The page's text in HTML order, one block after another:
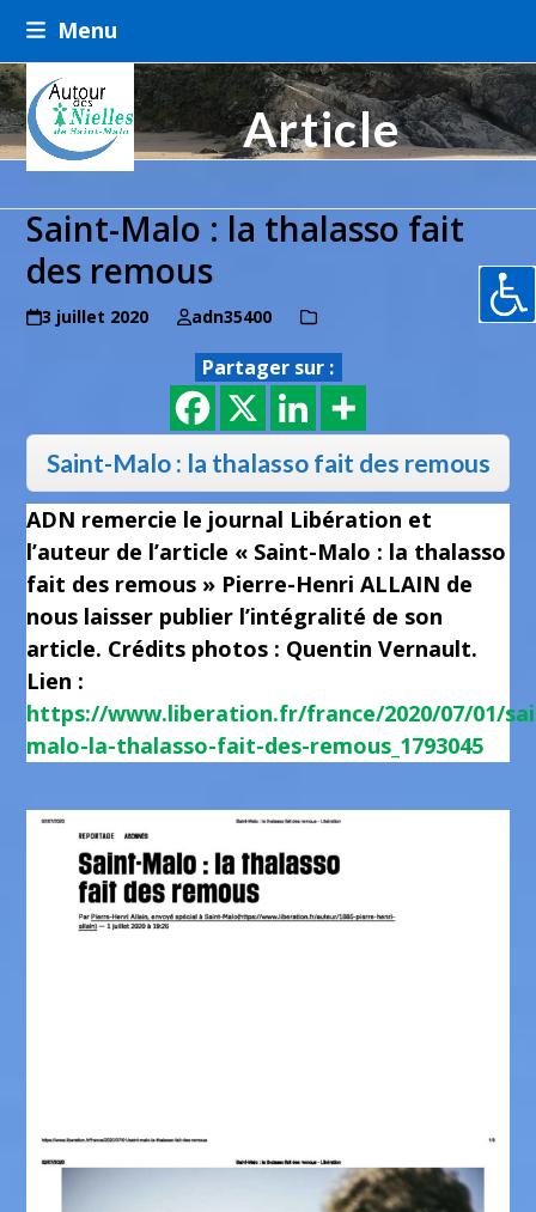
content
Menu
Article
Saint-Malo : la thalasso fait
des remous
3 juillet 2020 adn35400
Partager sur :
Saint-Malo : la thalasso fait des remous
ADN remercie le journal Libération et
l’auteur de l’article « Saint-Malo : la thalasso
fait des remous » Pierre-Henri ALLAIN de
nous laisser publier l’intégralité de son
article. Crédits photos : Quentin Vernault.
Lien :
https://www.liberation.fr/france/2020/07/01/
malo-la-thalasso-fait-des-remous_1793045